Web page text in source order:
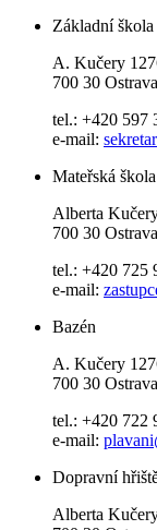
Základní škola
A. Kučery
700 30
tel.: +420 597
e-mail:
Mateřská škola
Alberta
700 30
tel.: +420 725
e-mail:
Bazén
A. Kučery
700 30
tel.: +420 722
e-mail:
Dopravní
Alberta